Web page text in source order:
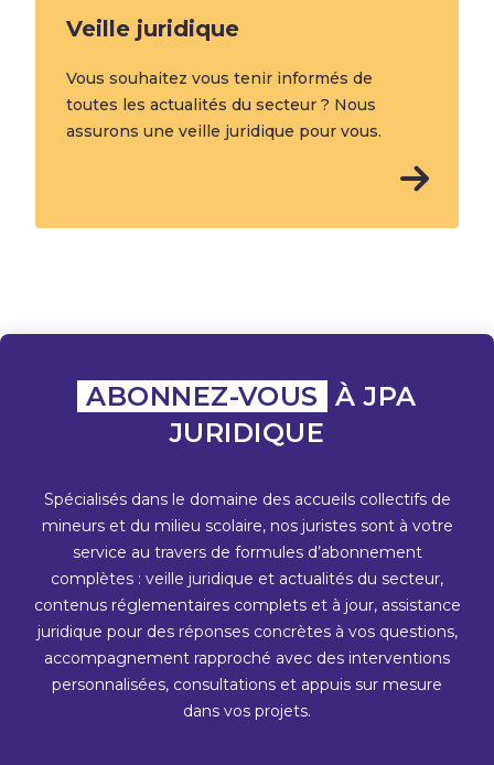
Veille juridique
Vous souhaitez vous tenir informés de
toutes les actualités du secteur ? Nous
assurons une veille juridique pour vous.
ABONNEZ-VOUS À JPA
JURIDIQUE
Spécialisés dans le domaine des accueils collectifs de
mineurs et du milieu scolaire, nos juristes sont à votre
service au travers de formules d’abonnement
complètes : veille juridique et actualités du secteur,
contenus réglementaires complets et à jour, assistance
juridique pour des réponses concrètes à vos questions,
accompagnement rapproché avec des interventions
personnalisées, consultations et appuis sur mesure
dans vos projets.